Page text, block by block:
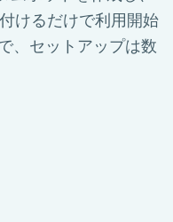
けるだけで利用開始
、セットアップは数